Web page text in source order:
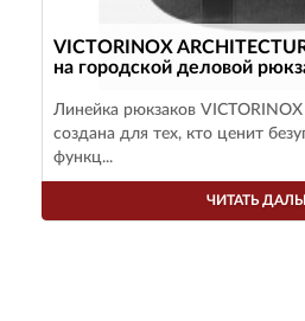
VICTORINOX
на городской деловой
Линейка рюкзаков
создана для тех, кто ценит
функц...
ЧИТАТЬ